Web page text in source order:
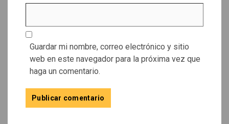
Guardar mi nombre, correo electrónico y sitio
web en este navegador para la próxima vez que
haga un comentario.